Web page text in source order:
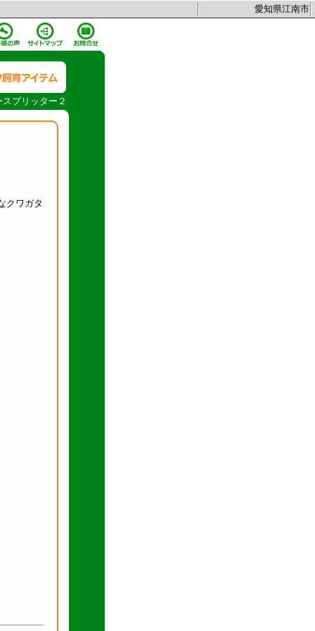
愛知県江南市
スプリッター２
クワガタ